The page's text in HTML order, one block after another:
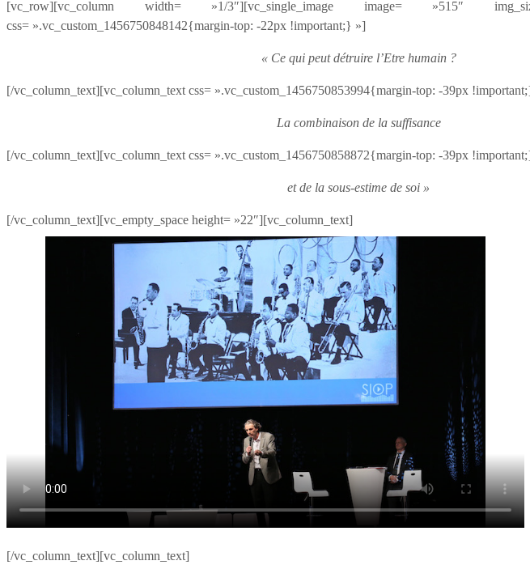
[vc_row][vc_column width= »1/3″][vc_single_image image= »515″
css= ».vc_custom_1456750848142{margin-top: -22px !important;} »]
« Ce qui peut détruire l’Etre humain ?
[/vc_column_text][vc_column_text css= ».vc_custom_1456750853994{margin-top: -39px
La combinaison de la suffisance
[/vc_column_text][vc_column_text css= ».vc_custom_1456750858872{margin-top: -39px
et de la sous-estime de soi »
[/vc_column_text][vc_empty_space height= »22″][vc_column_text]
[/vc_column_text][vc_column_text]